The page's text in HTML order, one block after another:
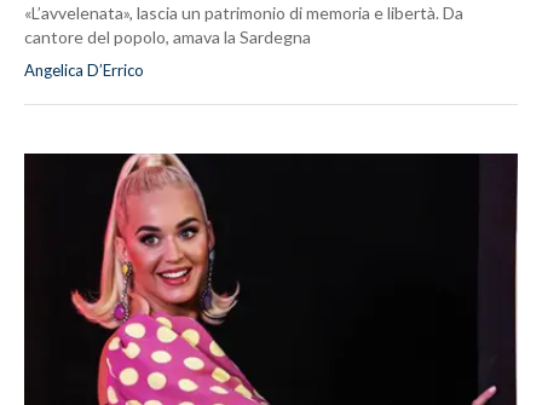
«L’avvelenata», lascia un patrimonio di memoria e libertà. Da
cantore del popolo, amava la Sardegna
Angelica D’Errico